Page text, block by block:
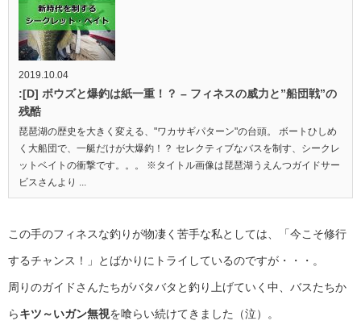
2019.10.04
:[D] ボウズと爆釣は紙一重！？ – フィネスの威力と”船団戦”の
残酷
琵琶湖の歴史を大きく変える、"ワカサギパターン"の台頭。 ボートひしめ
く大船団で、一艇だけが大爆釣！？ セレクティブなバスを制す、シークレ
ットベイトの衝撃です。。。 ※タイトル画像は琵琶湖うえんつガイドサー
ビスさんより ...
この手のフィネスな釣りが物凄く苦手な私としては、「今こそ修行
するチャンス！」とばかりにトライしているのですが・・・。
周りのガイドさんたちがバタバタと釣り上げていく中、バスたちか
らキツ～いガン無視を喰らい続けてきました（泣）。